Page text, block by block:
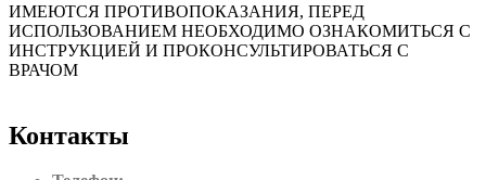
ИМЕЮТСЯ ПРОТИВОПОКАЗАНИЯ, ПЕРЕД
ИСПОЛЬЗОВАНИЕМ НЕОБХОДИМО ОЗНАКОМИТЬСЯ С
ИНСТРУКЦИЕЙ И ПРОКОНСУЛЬТИРОВАТЬСЯ С
ВРАЧОМ
Контакты